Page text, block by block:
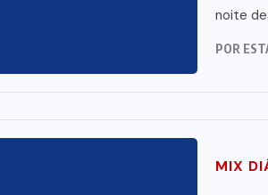
noite
POR
MIX